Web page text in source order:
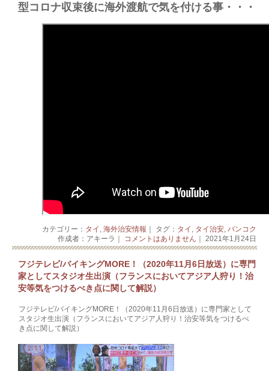
型コロナ収束後に海外渡航で気を付ける事・・・
カテゴリー： タイ , 海外治安情報 ｜ タグ： タイ , タイ治安, バンコク
作成者：アキーラ｜ コメントはありません ｜ 2021年1月24日
フジテレビ/バイキングMORE！（2020年11月6日放送）に専門
家としてスタジオ生出演（フランスにおいてアジア人狩り！治
安等気をつけるべき点に関して解説）
フジテレビ/バイキングMORE！（2020年11月6日放送）に専門家として
スタジオ生出演（フランスにおいてアジア人狩り！治安等気をつけるべ
き点に関して解説）